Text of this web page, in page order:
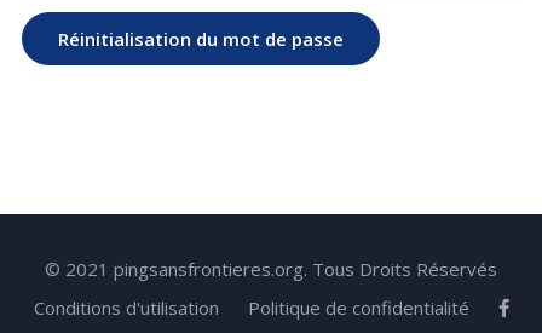
Réinitialisation du mot de passe
© 2021 pingsansfrontieres.org. Tous Droits Réservés
Conditions d'utilisation
Politique de confidentialité